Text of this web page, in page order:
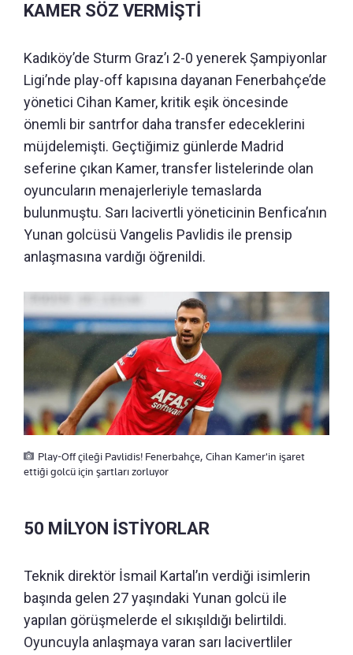
KAMER SÖZ VERMİŞTİ
Kadıköy’de Sturm Graz’ı 2-0 yenerek Şampiyonlar
Ligi’nde play-off kapısına dayanan Fenerbahçe’de
yönetici Cihan Kamer, kritik eşik öncesinde
önemli bir santrfor daha transfer edeceklerini
müjdelemişti. Geçtiğimiz günlerde Madrid
seferine çıkan Kamer, transfer listelerinde olan
oyuncuların menajerleriyle temaslarda
bulunmuştu. Sarı lacivertli yöneticinin Benfica’nın
Yunan golcüsü Vangelis Pavlidis ile prensip
anlaşmasına vardığı öğrenildi.
Play-Off çileği Pavlidis! Fenerbahçe, Cihan Kamer'in işaret
ettiği golcü için şartları zorluyor
50 MİLYON İSTİYORLAR
Teknik direktör İsmail Kartal’ın verdiği isimlerin
başında gelen 27 yaşındaki Yunan golcü ile
yapılan görüşmelerde el sıkışıldığı belirtildi.
Oyuncuyla anlaşmaya varan sarı lacivertliler